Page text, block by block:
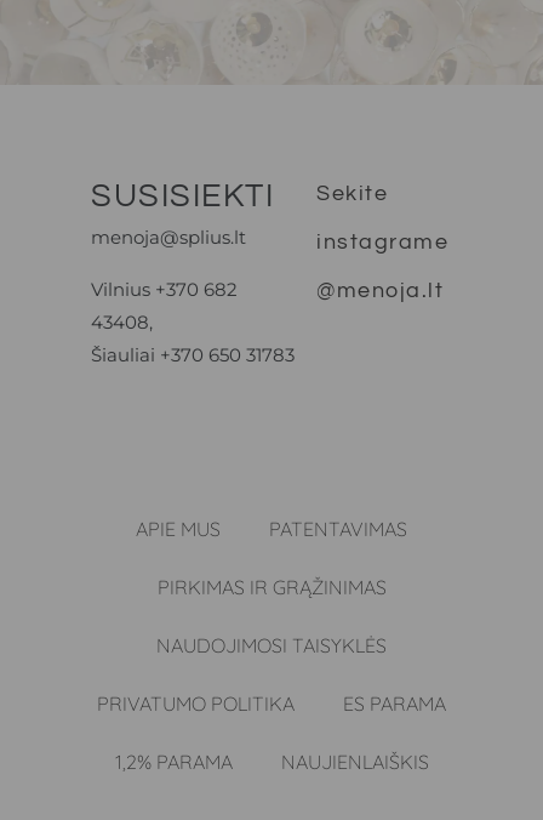
SUSISIEKTI
menoja@splius.lt
Vilnius +370 682
43408,
Šiauliai +370 650 31783
Sekite
instagrame
@menoja.lt
APIE MUS PATENTAVIMAS
PIRKIMAS IR GRĄŽINIMAS
NAUDOJIMOSI TAISYKLĖS
PRIVATUMO POLITIKA ES PARAMA
1,2% PARAMA NAUJIENLAIŠKIS